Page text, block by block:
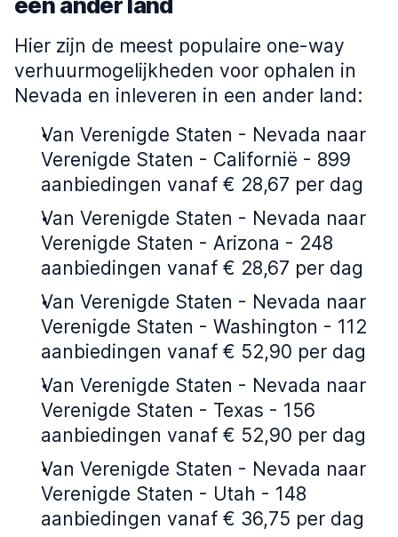
Hier zijn de meest populaire one-way
verhuurmogelijkheden voor ophalen in
Nevada en inleveren in een ander land:
Van Verenigde Staten - Nevada naar
Verenigde Staten - Californië - 899
aanbiedingen vanaf € 28,67 per dag
Van Verenigde Staten - Nevada naar
Verenigde Staten - Arizona - 248
aanbiedingen vanaf € 28,67 per dag
Van Verenigde Staten - Nevada naar
Verenigde Staten - Washington - 112
aanbiedingen vanaf € 52,90 per dag
Van Verenigde Staten - Nevada naar
Verenigde Staten - Texas - 156
aanbiedingen vanaf € 52,90 per dag
Van Verenigde Staten - Nevada naar
Verenigde Staten - Utah - 148
aanbiedingen vanaf € 36,75 per dag